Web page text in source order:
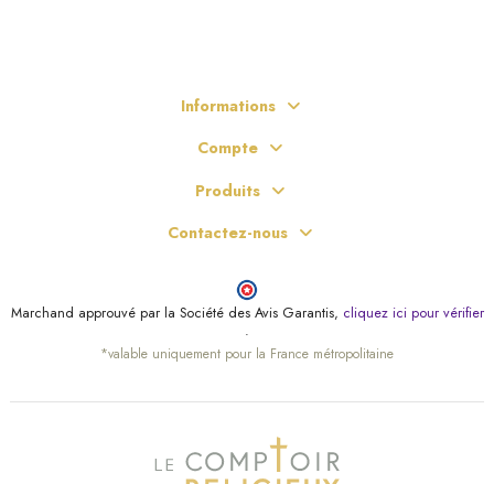
(6 avis)
Informations
Compte
Produits
Contactez-nous
Marchand approuvé par la Société des Avis Garantis, cliquez ici pour vérifier
.
*valable uniquement pour la France métropolitaine